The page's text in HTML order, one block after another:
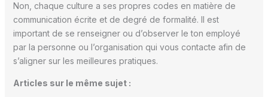
Non, chaque culture a ses propres codes en matière de
communication écrite et de degré de formalité. Il est
important de se renseigner ou d’observer le ton employé
par la personne ou l’organisation qui vous contacte afin de
s’aligner sur les meilleures pratiques.
Articles sur le même sujet :